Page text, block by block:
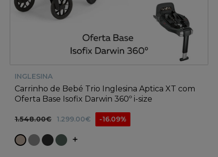
INGLESINA
Carrinho de Bebé Trio Inglesina Aptica XT com
Oferta Base Isofix Darwin 360º i-size
1.548.00€ 1.299.00€ -16.09%